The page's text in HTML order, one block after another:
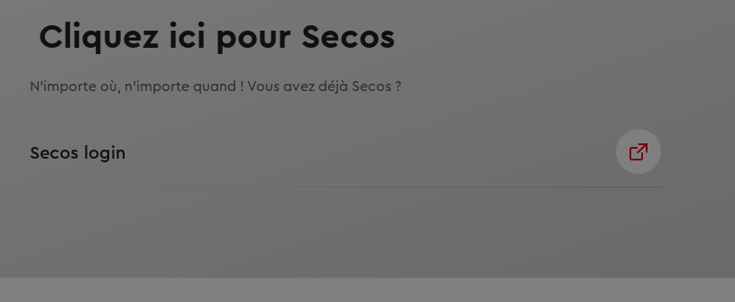
Cliquez ici pour Secos
N'importe où, n'importe quand ! Vous avez déjà Secos ?
Secos login